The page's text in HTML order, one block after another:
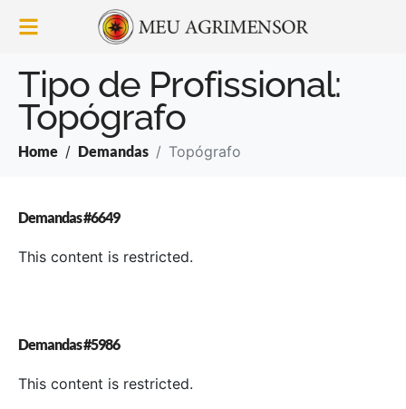
Tipo de Profissional:
Topógrafo
Home Demandas Topógrafo
Demandas #6649
This content is restricted.
Demandas #5986
This content is restricted.